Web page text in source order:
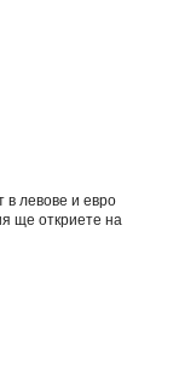
в левове и евро
ще откриете на